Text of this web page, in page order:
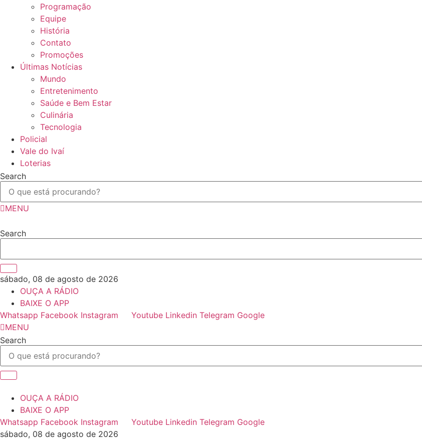
Programação
Equipe
História
Contato
Promoções
Últimas Notícias
Mundo
Entretenimento
Saúde e Bem Estar
Culinária
Tecnologia
Policial
Vale do Ivaí
Loterias
Search
MENU
Search
sábado, 08 de agosto de 2026
OUÇA A RÁDIO
BAIXE O APP
Whatsapp Facebook Instagram Youtube Linkedin Telegram Google
MENU
Search
OUÇA A RÁDIO
BAIXE O APP
Whatsapp Facebook Instagram Youtube Linkedin Telegram Google
sábado, 08 de agosto de 2026